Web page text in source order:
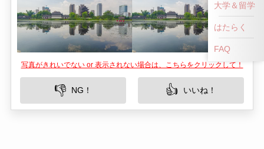
写真がきれいでない or 表示されない場合は、こちらをクリックして！
👎 NG！ 👍 いいね！
大学＆留学
はたらく
FAQ